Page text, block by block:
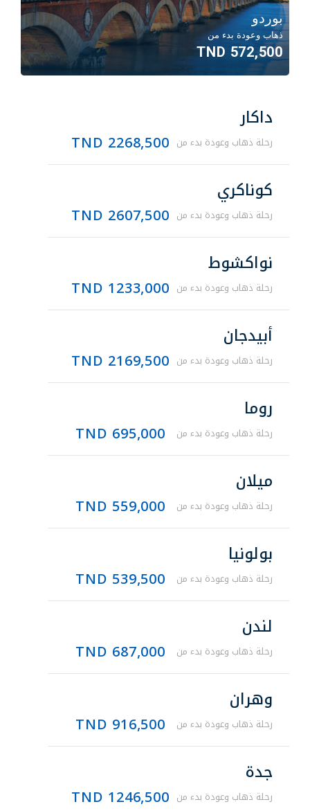
بوردو
ذهاب وعودة بدء من
572,500 TND
داكار
رحلة ذهاب وعودة بدء من 2268,500 TND
كوناكري
رحلة ذهاب وعودة بدء من 2607,500 TND
نواكشوط
رحلة ذهاب وعودة بدء من 1233,000 TND
أبيدجان
رحلة ذهاب وعودة بدء من 2169,500 TND
روما
رحلة ذهاب وعودة بدء من 695,000 TND
ميلان
رحلة ذهاب وعودة بدء من 559,000 TND
بولونيا
رحلة ذهاب وعودة بدء من 539,500 TND
لندن
رحلة ذهاب وعودة بدء من 687,000 TND
وهران
رحلة ذهاب وعودة بدء من 916,500 TND
جدة
رحلة ذهاب وعودة بدء من 1246,500 TND